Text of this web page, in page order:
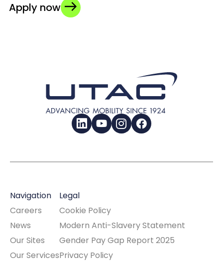
Apply now
LinkedInYouTubeInstagramFacebook
Navigation
Careers
News
Our Sites
Our Services
Legal
Cookie Policy
Modern Anti-Slavery Statement
Gender Pay Gap Report 2025
Privacy Policy